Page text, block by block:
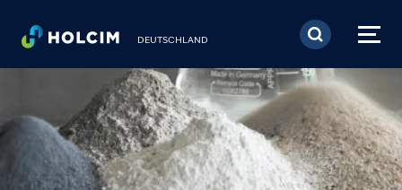
Direkt zum Inhalt
DEUTSCHLAND